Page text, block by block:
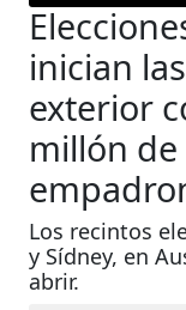
inician
exterior
millón
Los recintos
y Sídney, en
abrir.